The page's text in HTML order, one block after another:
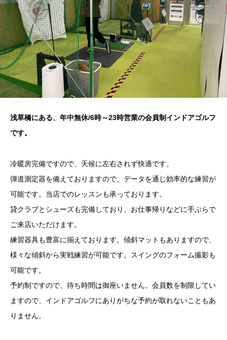
浅草橋にある、年中無休/6時～23時営業の会員制インドアゴルフ
です。
冷暖房完備ですので、天候に左右されず快適です。
弾道測定器を備えておりますので、データを通じ効率的な練習が
可能です。当店でのレッスンも承っております。
貸クラブとシューズも完備しており、お仕事帰りなどに手ぶらで
ご来店いただけます。
練習器具も豊富に揃えております。傾斜マットもありますので、
様々な傾斜から実戦練習が可能です。スイングのフォーム撮影も
可能です。
予約制ですので、待ち時間は御座いません。会員数を制限してい
ますので、インドアゴルフにありがちな予約が取れないこともあ
りません。